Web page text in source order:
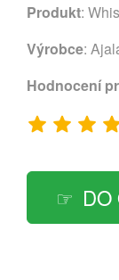
Produkt:
Výrobce:
Hodnocení
DO